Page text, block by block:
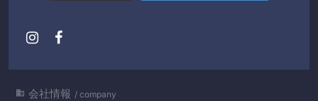
 会社情報 company